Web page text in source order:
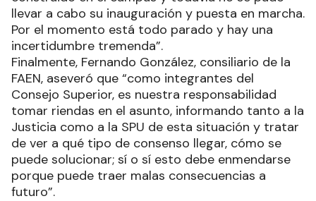
llevar a cabo su inauguración y puesta en marcha.
Por el momento está todo parado y hay una
incertidumbre tremenda”.
Finalmente, Fernando González, consiliario de la
FAEN, aseveró que “como integrantes del
Consejo Superior, es nuestra responsabilidad
tomar riendas en el asunto, informando tanto a la
Justicia como a la SPU de esta situación y tratar
de ver a qué tipo de consenso llegar, cómo se
puede solucionar; sí o sí esto debe enmendarse
porque puede traer malas consecuencias a
futuro”.